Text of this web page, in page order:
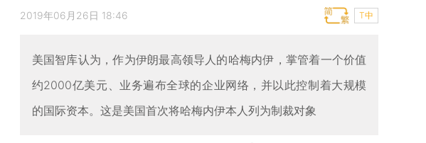
2019年06月26日 18:46 T中
美国智库认为，作为伊朗最高领导人的哈梅内伊，掌管着一个价值
约2000亿美元、业务遍布全球的企业网络，并以此控制着大规模
的国际资本。这是美国首次将哈梅内伊本人列为制裁对象